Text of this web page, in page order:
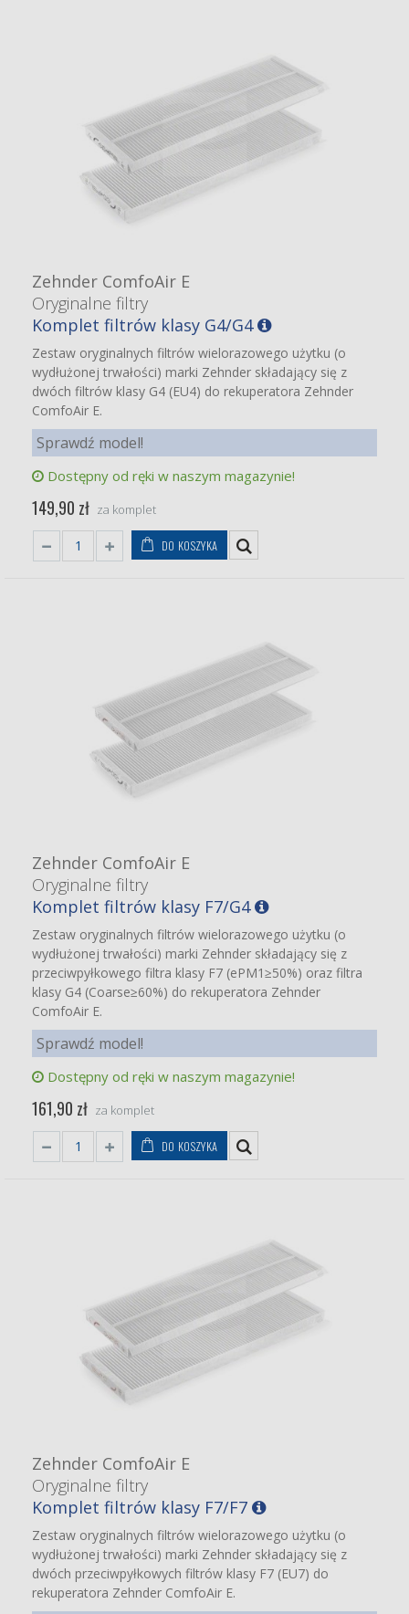
Zehnder ComfoAir E
Oryginalne filtry
Komplet filtrów klasy G4/G4
Zestaw oryginalnych filtrów wielorazowego użytku (o
wydłużonej trwałości) marki Zehnder składający się z
dwóch filtrów klasy G4 (EU4) do rekuperatora Zehnder
ComfoAir E.
Sprawdź model!
Dostępny od ręki w naszym magazynie!
149,90 zł za komplet
DO KOSZYKA
Zehnder ComfoAir E
Oryginalne filtry
Komplet filtrów klasy F7/G4
Zestaw oryginalnych filtrów wielorazowego użytku (o
wydłużonej trwałości) marki Zehnder składający się z
przeciwpyłkowego filtra klasy F7 (ePM1≥50%) oraz filtra
klasy G4 (Coarse≥60%) do rekuperatora Zehnder
ComfoAir E.
Sprawdź model!
Dostępny od ręki w naszym magazynie!
161,90 zł za komplet
DO KOSZYKA
Zehnder ComfoAir E
Oryginalne filtry
Komplet filtrów klasy F7/F7
Zestaw oryginalnych filtrów wielorazowego użytku (o
wydłużonej trwałości) marki Zehnder składający się z
dwóch przeciwpyłkowych filtrów klasy F7 (EU7) do
rekuperatora Zehnder ComfoAir E.